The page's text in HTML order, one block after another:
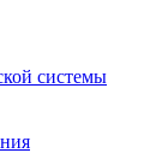
системы